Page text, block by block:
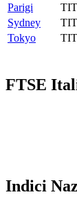
Parigi
Sydney
Tokyo
FTSE
Indici